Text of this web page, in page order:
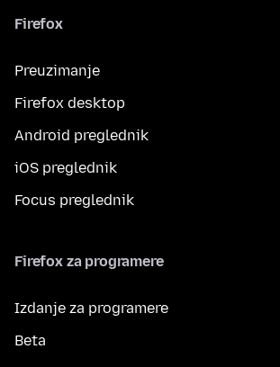
Firefox
Preuzimanje
Firefox desktop
Android preglednik
iOS preglednik
Focus preglednik
Firefox za programere
Izdanje za programere
Beta